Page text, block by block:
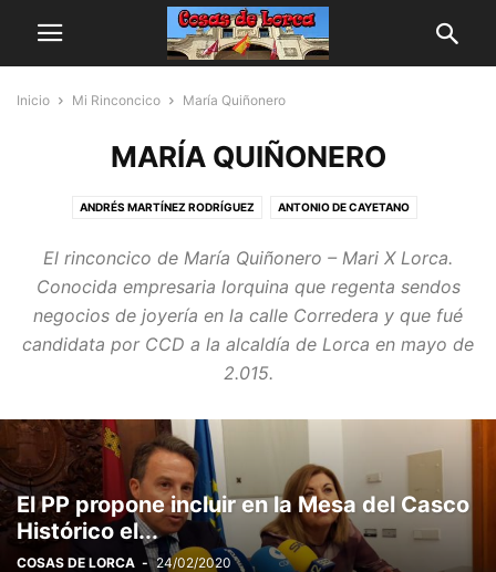
Inicio Mi Rinconcico María Quiñonero
MARÍA QUIÑONERO
ANDRÉS MARTÍNEZ RODRÍGUEZ ANTONIO DE CAYETANO
JESÚS PELEGRÍN JOSÉ FERNÁNDEZ RUFETE REVERTE
JOSÉ MUNUERA LIDÓN MANUEL MORALES MARGA SÁNCHEZ
El rinconcico de María Quiñonero – Mari X Lorca.
Conocida empresaria lorquina que regenta sendos
negocios de joyería en la calle Corredera y que fué
candidata por CCD a la alcaldía de Lorca en mayo de
2.015.
El PP propone incluir en la Mesa del Casco
Histórico el...
COSAS DE LORCA - 24/02/2020